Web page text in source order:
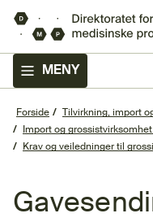
MENY
Forside
Tilvirkning, import
Import og
Krav og veiledninger til